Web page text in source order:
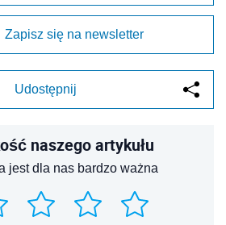
Zapisz się na newsletter
Udostępnij
naszego artykułu
jest dla nas bardzo ważna